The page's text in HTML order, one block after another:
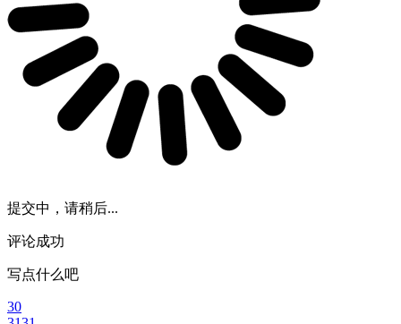
提交中，请稍后...
评论成功
写点什么吧
30